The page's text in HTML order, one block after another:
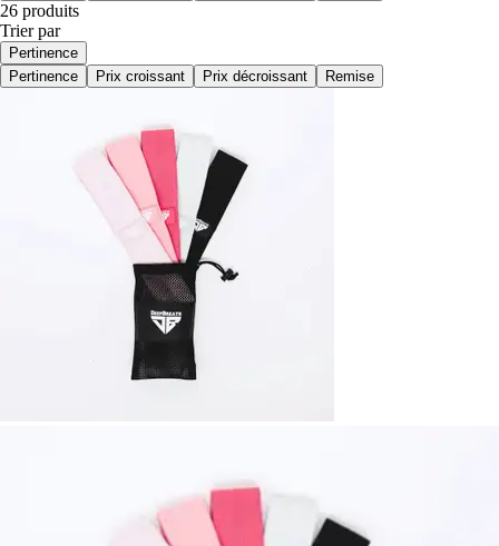
26 produits
Trier par
Pertinence
Pertinence
Prix croissant Prix décroissant Remise